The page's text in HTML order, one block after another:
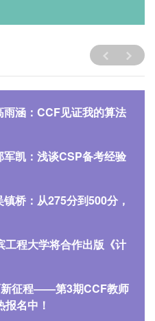
涵：CCF见证我的算法
凯：浅谈CSP备考经验
桥：从275分到500分，
工程大学将合作出版《计
新征程——第3期CCF教师
名中！